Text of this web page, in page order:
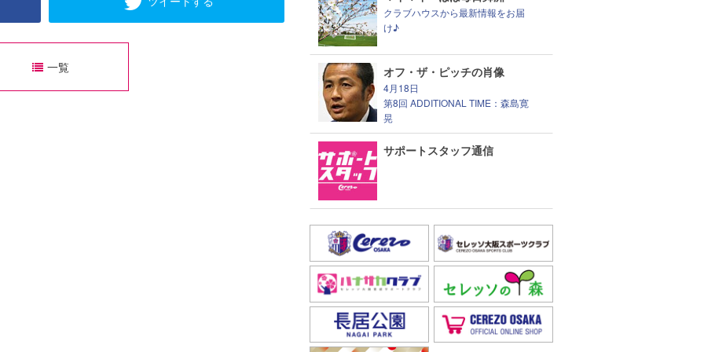
一覧
クラブハウスから最新情報をお届
け♪
オフ・ザ・ピッチの肖像
4月18日
第8回 ADDITIONAL TIME：森島寛
晃
サポートスタッフ通信